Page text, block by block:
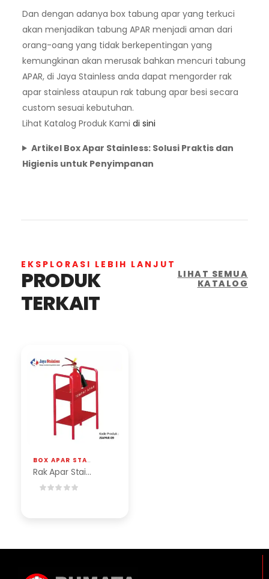
Dan dengan adanya box tabung apar yang terkuci
akan menjadikan tabung APAR menjadi aman dari
orang-oang yang tidak berkepentingan yang
kemungkinan akan merusak bahkan mencuri tabung
APAR, di Jaya Stainless anda dapat mengorder rak
apar stainless ataupun rak tabung apar besi secara
custom sesuai kebutuhan.
Lihat Katalog Produk Kami di sini
Artikel Box Apar Stainless: Solusi Praktis dan
Higienis untuk Penyimpanan
EKSPLORASI LEBIH LANJUT
PRODUK
TERKAIT
LIHAT SEMUA
KATALOG
BOX APAR STAINLESS
Rak Apar Stainless